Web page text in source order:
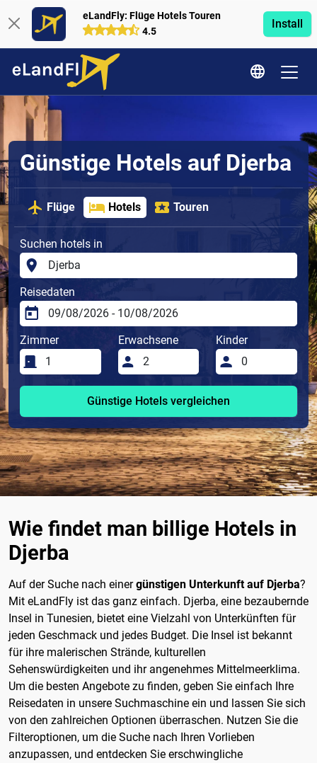
eLandFly: Flüge Hotels Touren
4.5
Install
Günstige Hotels auf Djerba
Flüge Hotels Touren
Suchen hotels in
Reisedaten
Zimmer Erwachsene Kinder
Günstige Hotels vergleichen
Wie findet man billige Hotels in
Djerba
Auf der Suche nach einergünstigen Unterkunft auf Djerba?
Mit eLandFly ist das ganz einfach. Djerba, eine bezaubernde
Insel in Tunesien, bietet eine Vielzahl von Unterkünften für
jeden Geschmack und jedes Budget. Die Insel ist bekannt
für ihre malerischen Strände, kulturellen
Sehenswürdigkeiten und ihr angenehmes Mittelmeerklima.
Um die besten Angebote zu finden, geben Sie einfach Ihre
Reisedaten in unsere Suchmaschine ein und lassen Sie sich
von den zahlreichen Optionen überraschen. Nutzen Sie die
Filteroptionen, um die Suche nach Ihren Vorlieben
anzupassen, und entdecken Sie erschwingliche